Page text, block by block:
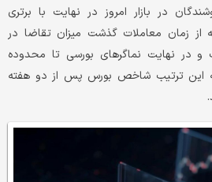
در بازار امروز در نهایت با برتری
از زمان معاملات گذشت میزان تقاضا در
و در نهایت نماگرهای بورسی تا محدوده
به این ترتیب شاخص بورس پس از دو هفته